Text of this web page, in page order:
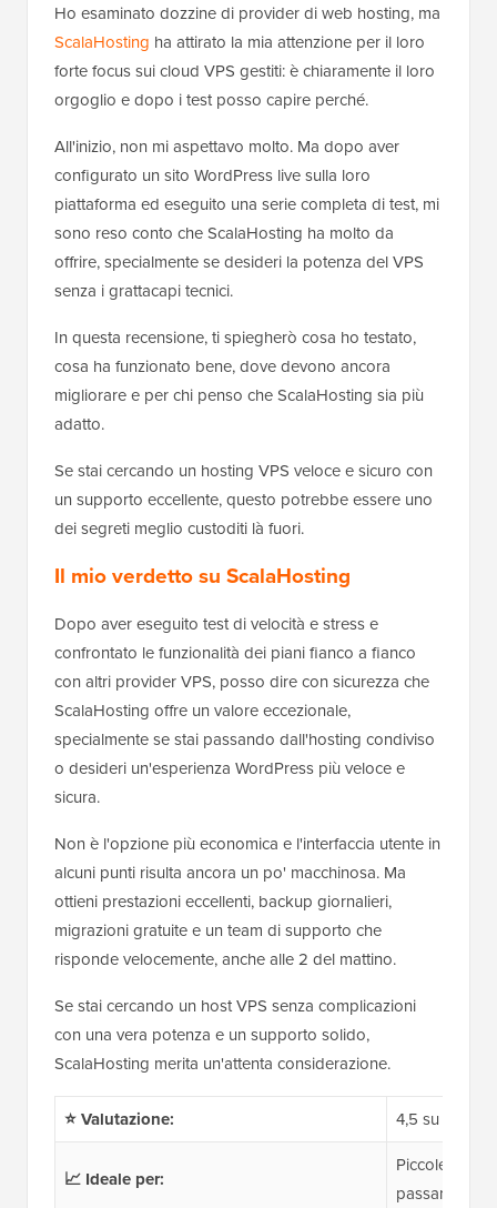
Ho esaminato dozzine di provider di web hosting, ma
ScalaHosting ha attirato la mia attenzione per il loro
forte focus sui cloud VPS gestiti: è chiaramente il loro
orgoglio e dopo i test posso capire perché.
All'inizio, non mi aspettavo molto. Ma dopo aver
configurato un sito WordPress live sulla loro
piattaforma ed eseguito una serie completa di test, mi
sono reso conto che ScalaHosting ha molto da
offrire, specialmente se desideri la potenza del VPS
senza i grattacapi tecnici.
In questa recensione, ti spiegherò cosa ho testato,
cosa ha funzionato bene, dove devono ancora
migliorare e per chi penso che ScalaHosting sia più
adatto.
Se stai cercando un hosting VPS veloce e sicuro con
un supporto eccellente, questo potrebbe essere uno
dei segreti meglio custoditi là fuori.
Il mio verdetto su ScalaHosting
Dopo aver eseguito test di velocità e stress e
confrontato le funzionalità dei piani fianco a fianco
con altri provider VPS, posso dire con sicurezza che
ScalaHosting offre un valore eccezionale,
specialmente se stai passando dall'hosting condiviso
o desideri un'esperienza WordPress più veloce e
sicura.
Non è l'opzione più economica e l'interfaccia utente in
alcuni punti risulta ancora un po' macchinosa. Ma
ottieni prestazioni eccellenti, backup giornalieri,
migrazioni gratuite e un team di supporto che
risponde velocemente, anche alle 2 del mattino.
Se stai cercando un host VPS senza complicazioni
con una vera potenza e un supporto solido,
ScalaHosting merita un'attenta considerazione.
⭐ Valutazione: 4,5 su 5
📈 Ideale per:
Piccole
passano